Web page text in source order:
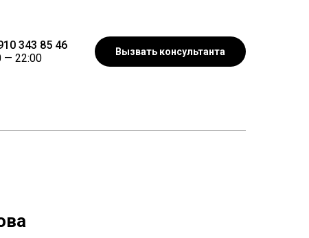
343 85 46
— 22:00
Вызвать консультанта